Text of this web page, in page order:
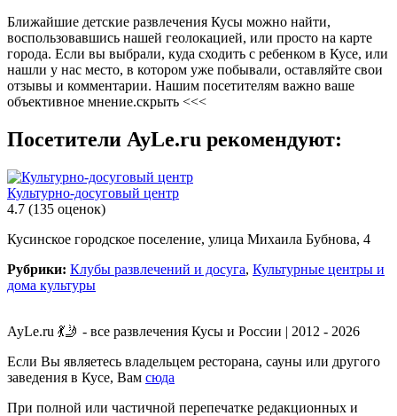
Ближайшие детские развлечения Кусы можно найти,
воспользовавшись нашей геолокацией, или просто на карте
города. Если вы выбрали, куда сходить с ребенком в Кусе, или
нашли у нас место, в котором уже побывали, оставляйте свои
отзывы и комментарии. Нашим посетителям важно ваше
объективное мнение.скрыть <<<
Посетители AyLe.ru рекомендуют:
Культурно-досуговый центр
4.7 (135 оценок)
Кусинское городское поселение, улица Михаила Бубнова, 4
Рубрики: Клубы развлечений и досуга, Культурные центры и
дома культуры
AyLe.ru 💃🤳 - все развлечения Кусы и России | 2012 - 2026
Если Вы являетесь владельцем ресторана, сауны или другого
заведения в Кусе, Вам сюда
При полной или частичной перепечатке редакционных и